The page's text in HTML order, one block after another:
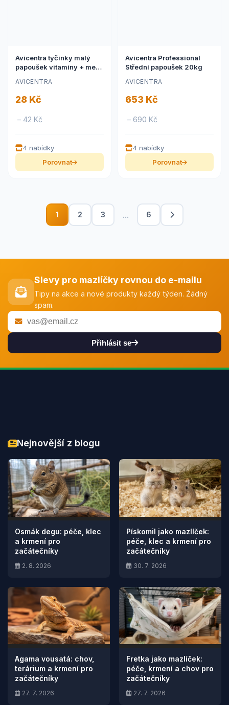
Avicentra tyčinky malý
papoušek vitamíny + med
AVICENTRA
28 Kč
– 42 Kč
4 nabídky
Porovnat
Avicentra Professional
Střední papoušek 20kg
AVICENTRA
653 Kč
– 690 Kč
4 nabídky
Porovnat
1 2 3 ... 6
Slevy pro mazlíčky rovnou do e-mailu
Tipy na akce a nové produkty každý týden. Žádný
spam.
Přihlásit se
Nejnovější z blogu
Osmák degu: péče, klec
a krmení pro
začátečníky
2. 8. 2026
Pískomil jako mazlíček:
péče, klec a krmení pro
začátečníky
30. 7. 2026
Agama vousatá: chov,
terárium a krmení pro
začátečníky
27. 7. 2026
Fretka jako mazlíček:
péče, krmení a chov pro
začátečníky
27. 7. 2026